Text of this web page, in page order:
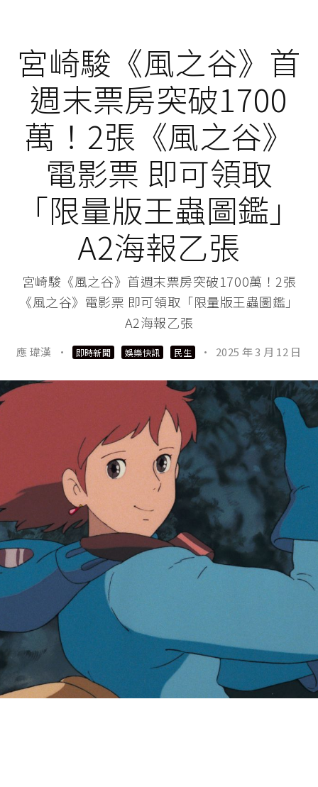
宮崎駿《風之谷》首
週末票房突破1700
萬！2張《風之谷》
電影票 即可領取
「限量版王蟲圖鑑」
A2海報乙張
宮崎駿《風之谷》首週末票房突破1700萬！2張
《風之谷》電影票 即可領取「限量版王蟲圖鑑」
A2海報乙張
應 瑋漢 · 即時新聞 娛樂快訊 民生 · 2025 年 3 月 12 日